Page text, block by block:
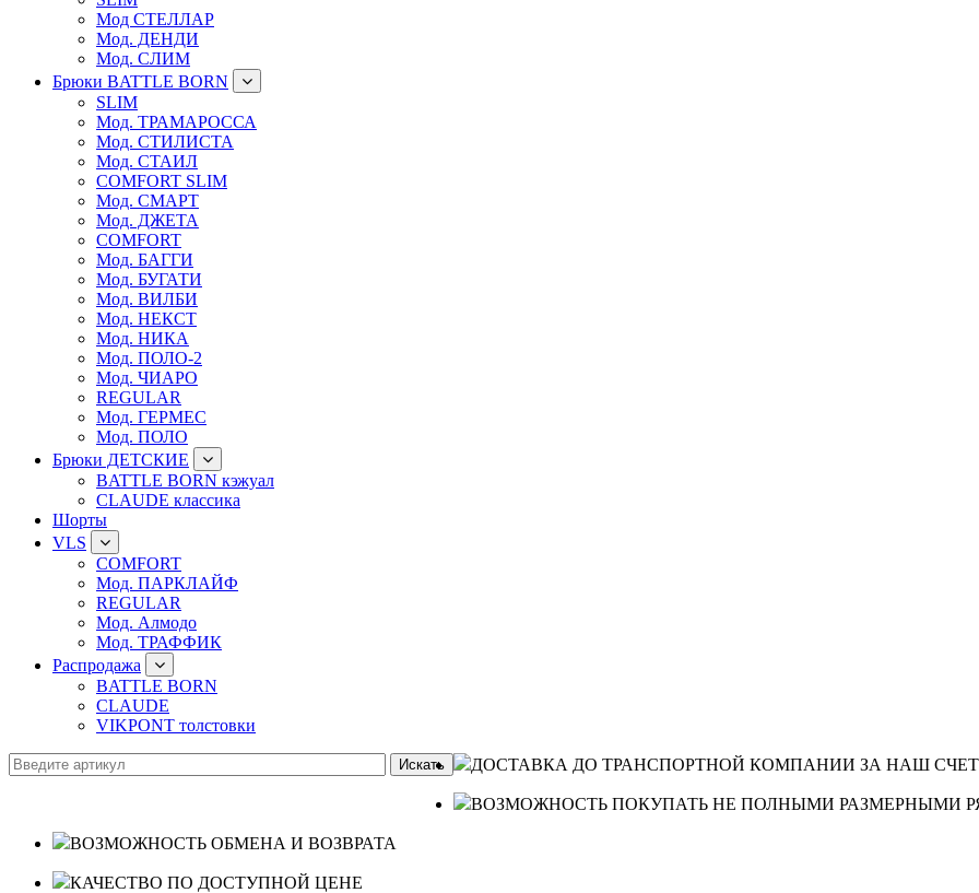
Мод СТЕЛЛАР
Мод. ДЕНДИ
Мод. СЛИМ
Брюки BATTLE BORN
SLIM
Мод. ТРАМАРОССА
Мод. СТИЛИСТА
Мод. СТАИЛ
COMFORT SLIM
Мод. СМАРТ
Мод. ДЖЕТА
COMFORT
Мод. БАГГИ
Мод. БУГАТИ
Мод. ВИЛБИ
Мод. НЕКСТ
Мод. НИКА
Мод. ПОЛО-2
Мод. ЧИАРО
REGULAR
Мод. ГЕРМЕС
Мод. ПОЛО
Брюки ДЕТСКИЕ
BATTLE BORN кэжуал
CLAUDE классика
Шорты
VLS
COMFORT
Мод. ПАРКЛАЙФ
REGULAR
Мод. Алмодо
Мод. ТРАФФИК
Распродажа
BATTLE BORN
CLAUDE
VIKPONT толстовки
ДОСТАВКА ДО ТРАНСПОРТНОЙ КОМПАНИИ ЗА НАШ СЧЕТ
ВОЗМОЖНОСТЬ ПОКУПАТЬ НЕ ПОЛНЫМИ РАЗМЕРНЫМИ
ВОЗМОЖНОСТЬ ОБМЕНА И ВОЗВРАТА
КАЧЕСТВО ПО ДОСТУПНОЙ ЦЕНЕ